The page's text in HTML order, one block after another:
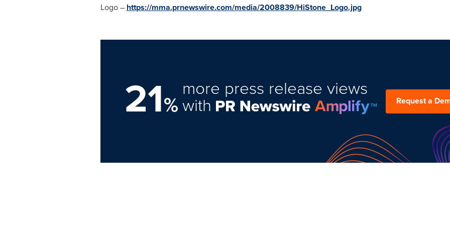
Logo – https://mma.prnewswire.com/media/2008839/HiStone_Logo.jpg
21%
more press release views
with Request a